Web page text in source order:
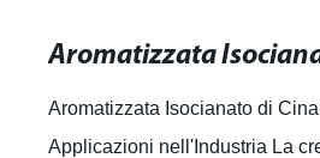
Aromatizzata Isocianato di
Applicazioni nell'Industria La